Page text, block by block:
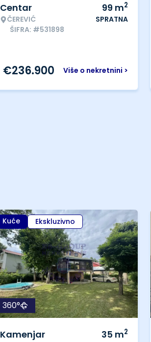
Centar
ČEREVIĆ
ŠIFRA: #531898
99 m2
SPRATNA
Više o nekretnini >
€236.900
Kuće Ekskluzivno
360°
Kamenjar 35 m2